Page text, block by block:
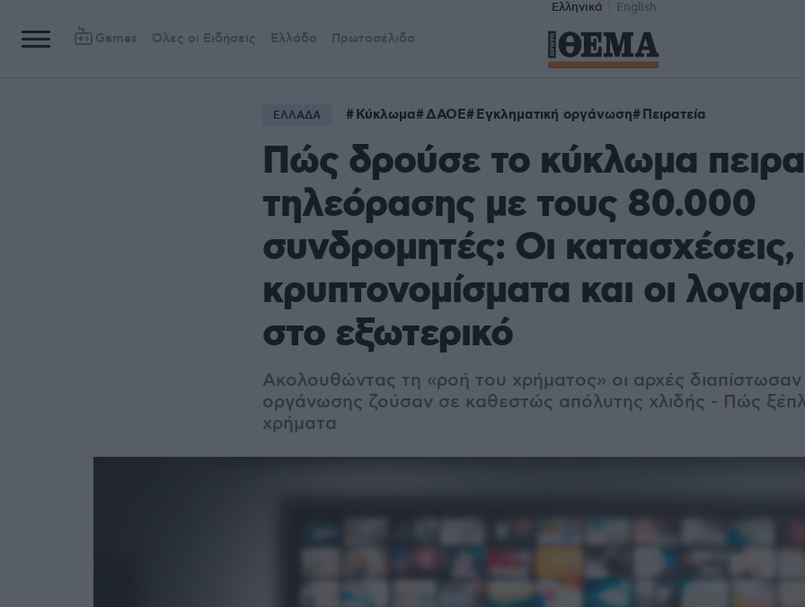
Ελληνικά English
Games Όλες οι Ειδήσεις Ελλάδα Πρωτοσέλιδα
ΕΛΛΑΔΑ Κύκλωμα ΔΑΟΕ Εγκληματική οργάνωση Πειρατεία
Πώς δρούσε το κύκλωμα
τηλεόρασης με τους 80.000
συνδρομητές: Οι κατασχέσεις,
κρυπτονομίσματα και οι
στο εξωτερικό
Ακολουθώντας τη «ροή του χρήματος» οι αρχές διαπίστωσαν
οργάνωσης ζούσαν σε καθεστώς απόλυτης χλιδής - Πώς
χρήματα